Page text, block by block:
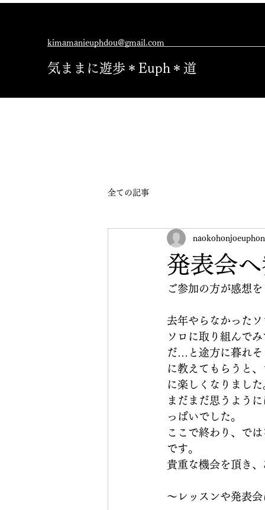
kimamanieuphdou@gmail.com
気ままに遊歩＊Euph＊道
全ての記事
発表会
ご参加の方が感想
去年やらなかった
ソロに取り組んで
だ…と途方に暮れそ
に教えてもらうと
に楽しくなりました
まだまだ思うよう
っぱいでした。
ここで終わり、で
です。
貴重な機会を頂き
〜レッスンや発表